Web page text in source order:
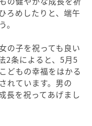
ろめしたりと、端午
の子を祝っても良い
2条によると、5月5
どもの幸福をはかる
れています。男の
長を祝ってあげまし